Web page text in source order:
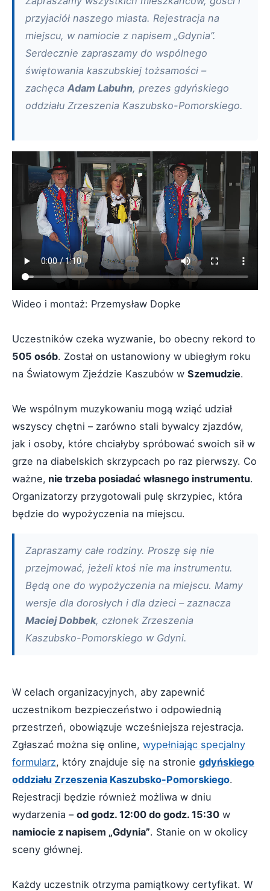
przyjaciół naszego miasta. Rejestracja na
miejscu, w namiocie z napisem „Gdynia”.
Serdecznie zapraszamy do wspólnego
świętowania kaszubskiej tożsamości –
zachęca Adam Labuhn, prezes gdyńskiego
oddziału Zrzeszenia Kaszubsko-Pomorskiego.
Wideo i montaż: Przemysław Dopke
Uczestników czeka wyzwanie, bo obecny rekord to
505 osób. Został on ustanowiony w ubiegłym roku
na Światowym Zjeździe Kaszubów w Szemudzie.
We wspólnym muzykowaniu mogą wziąć udział
wszyscy chętni – zarówno stali bywalcy zjazdów,
jak i osoby, które chciałyby spróbować swoich sił w
grze na diabelskich skrzypcach po raz pierwszy. Co
ważne, nie trzeba posiadać własnego instrumentu.
Organizatorzy przygotowali pulę skrzypiec, która
będzie do wypożyczenia na miejscu.
Zapraszamy całe rodziny. Proszę się nie
przejmować, jeżeli ktoś nie ma instrumentu.
Będą one do wypożyczenia na miejscu. Mamy
wersje dla dorosłych i dla dzieci – zaznacza
Maciej Dobbek, członek Zrzeszenia
Kaszubsko-Pomorskiego w Gdyni.
W celach organizacyjnych, aby zapewnić
uczestnikom bezpieczeństwo i odpowiednią
przestrzeń, obowiązuje wcześniejsza rejestracja.
Zgłaszać można się online, wypełniając specjalny
formularz, który znajduje się na stronie gdyńskiego
oddziału Zrzeszenia Kaszubsko-Pomorskiego.
Rejestracji będzie również możliwa w dniu
wydarzenia – od godz. 12:00 do godz. 15:30 w
namiocie z napisem „Gdynia”. Stanie on w okolicy
sceny głównej.
Każdy uczestnik otrzyma pamiątkowy certyfikat. W